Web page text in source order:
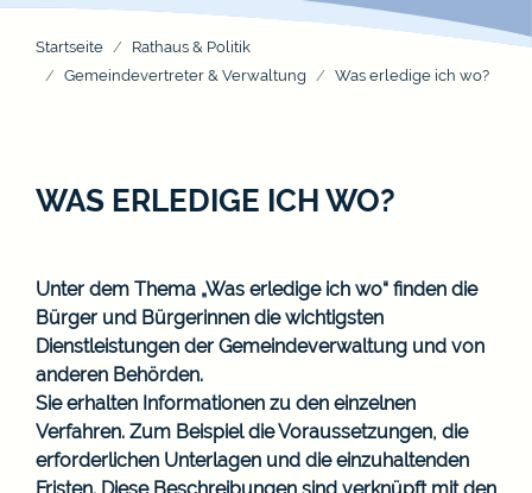
Startseite
Rathaus & Politik
Gemeindevertreter & Verwaltung
Was erledige ich wo?
WAS ERLEDIGE ICH WO?
Unter dem Thema „Was erledige ich wo“ finden die
Bürger und Bürgerinnen die wichtigsten
Dienstleistungen der Gemeindeverwaltung und von
anderen Behörden.
Sie erhalten Informationen zu den einzelnen
Verfahren. Zum Beispiel die Voraussetzungen, die
erforderlichen Unterlagen und die einzuhaltenden